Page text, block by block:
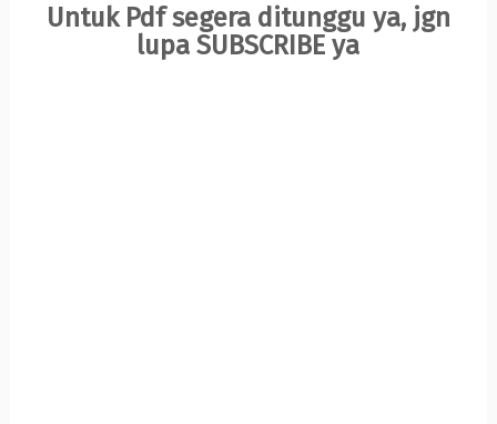
Untuk Pdf segera ditunggu ya, jgn
lupa SUBSCRIBE ya